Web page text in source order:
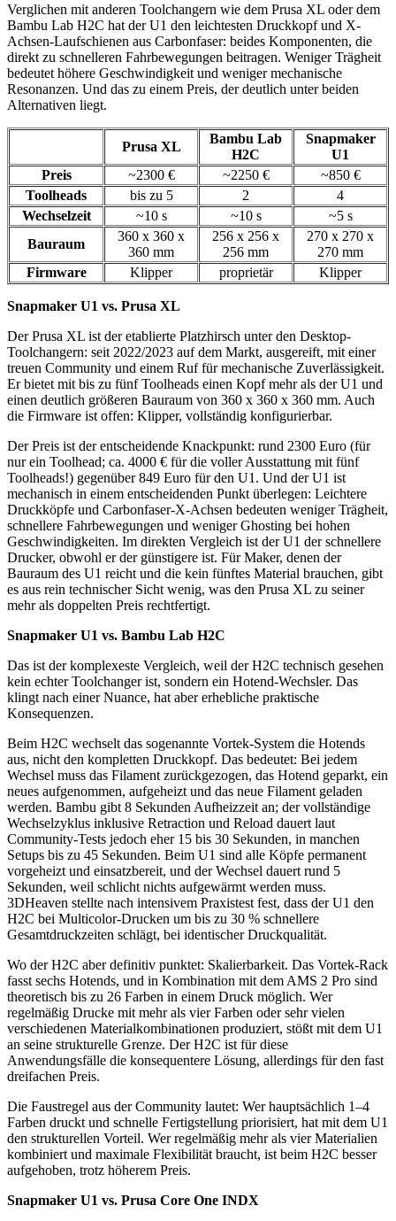
Verglichen mit anderen Toolchangern wie dem Prusa XL oder dem
Bambu Lab H2C hat der U1 den leichtesten Druckkopf und X-
Achsen-Laufschienen aus Carbonfaser: beides Komponenten, die
direkt zu schnelleren Fahrbewegungen beitragen. Weniger Trägheit
bedeutet höhere Geschwindigkeit und weniger mechanische
Resonanzen. Und das zu einem Preis, der deutlich unter beiden
Alternativen liegt.
Prusa XL
Bambu Lab
H2C
Snapmaker
U1
Preis
~2300 € ~2250 €
~850 €
Toolheads
bis zu 5 2
4
Wechselzeit
~10 s ~10 s
~5 s
Bauraum
360 x 360 x
360 mm
256 x 256 x
256 mm
270 x 270 x
270 mm
Firmware
Klipper proprietär Klipper
Snapmaker U1 vs. Prusa XL
Der Prusa XL ist der etablierte Platzhirsch unter den Desktop-
Toolchangern: seit 2022/2023 auf dem Markt, ausgereift, mit einer
treuen Community und einem Ruf für mechanische Zuverlässigkeit.
Er bietet mit bis zu fünf Toolheads einen Kopf mehr als der U1 und
einen deutlich größeren Bauraum von 360 x 360 x 360 mm. Auch
die Firmware ist offen: Klipper, vollständig konfigurierbar.
Der Preis ist der entscheidende Knackpunkt: rund 2300 Euro (für
nur ein Toolhead; ca. 4000 € für die voller Ausstattung mit fünf
Toolheads!) gegenüber 849 Euro für den U1. Und der U1 ist
mechanisch in einem entscheidenden Punkt überlegen: Leichtere
Druckköpfe und Carbonfaser-X-Achsen bedeuten weniger Trägheit,
schnellere Fahrbewegungen und weniger Ghosting bei hohen
Geschwindigkeiten. Im direkten Vergleich ist der U1 der schnellere
Drucker, obwohl er der günstigere ist. Für Maker, denen der
Bauraum des U1 reicht und die kein fünftes Material brauchen, gibt
es aus rein technischer Sicht wenig, was den Prusa XL zu seiner
mehr als doppelten Preis rechtfertigt.
Snapmaker U1 vs. Bambu Lab H2C
Das ist der komplexeste Vergleich, weil der H2C technisch gesehen
kein echter Toolchanger ist, sondern ein Hotend-Wechsler. Das
klingt nach einer Nuance, hat aber erhebliche praktische
Konsequenzen.
Beim H2C wechselt das sogenannte Vortek-System die Hotends
aus, nicht den kompletten Druckkopf. Das bedeutet: Bei jedem
Wechsel muss das Filament zurückgezogen, das Hotend geparkt, ein
neues aufgenommen, aufgeheizt und das neue Filament geladen
werden. Bambu gibt 8 Sekunden Aufheizzeit an; der vollständige
Wechselzyklus inklusive Retraction und Reload dauert laut
Community-Tests jedoch eher 15 bis 30 Sekunden, in manchen
Setups bis zu 45 Sekunden. Beim U1 sind alle Köpfe permanent
vorgeheizt und einsatzbereit, und der Wechsel dauert rund 5
Sekunden, weil schlicht nichts aufgewärmt werden muss.
3DHeaven stellte nach intensivem Praxistest fest, dass der U1 den
H2C bei Multicolor-Drucken um bis zu 30 % schnellere
Gesamtdruckzeiten schlägt, bei identischer Druckqualität.
Wo der H2C aber definitiv punktet: Skalierbarkeit. Das Vortek-Rack
fasst sechs Hotends, und in Kombination mit dem AMS 2 Pro sind
theoretisch bis zu 26 Farben in einem Druck möglich. Wer
regelmäßig Drucke mit mehr als vier Farben oder sehr vielen
verschiedenen Materialkombinationen produziert, stößt mit dem U1
an seine strukturelle Grenze. Der H2C ist für diese
Anwendungsfälle die konsequentere Lösung, allerdings für den fast
dreifachen Preis.
Die Faustregel aus der Community lautet: Wer hauptsächlich 1–4
Farben druckt und schnelle Fertigstellung priorisiert, hat mit dem U1
den strukturellen Vorteil. Wer regelmäßig mehr als vier Materialien
kombiniert und maximale Flexibilität braucht, ist beim H2C besser
aufgehoben, trotz höherem Preis.
Snapmaker U1 vs. Prusa Core One INDX